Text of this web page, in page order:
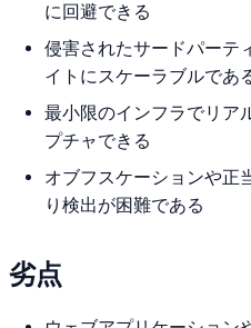
に回避できる
侵害されたサードパーテ
イトにスケーラブルであ
最小限のインフラでリア
プチャできる
オブフスケーションや正
り検出が困難である
劣点